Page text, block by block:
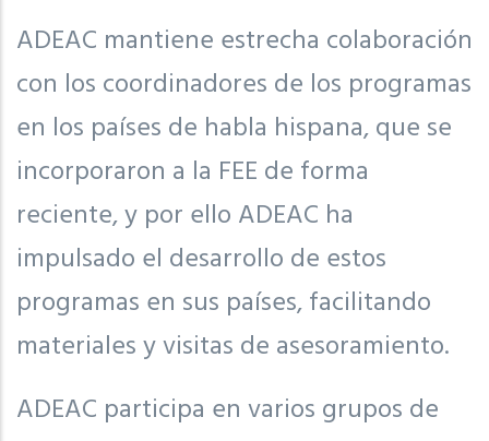
ADEAC mantiene estrecha colaboración
con los coordinadores de los programas
en los países de habla hispana, que se
incorporaron a la FEE de forma
reciente, y por ello ADEAC ha
impulsado el desarrollo de estos
programas en sus países, facilitando
materiales y visitas de asesoramiento.
ADEAC participa en varios grupos de